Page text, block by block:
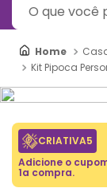
Kit Pipoca
CRIATIVA5
Adicione o
1a compra.